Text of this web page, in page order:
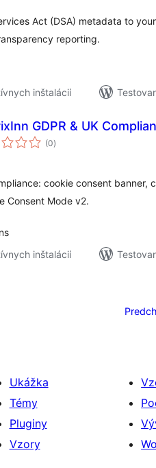
Act (DSA) metadata to
reporting.
inštalácií
GDPR & UK
(0celkové
hodnotenie
)
cookie consent banner,
Consent Mode v2.
inštalácií
Ukážka
Témy
Pluginy
Vzory